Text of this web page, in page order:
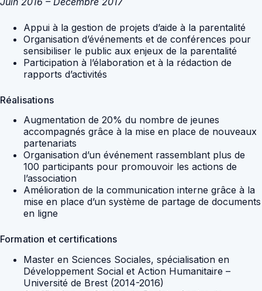
Appui à la gestion de projets d’aide à la parentalité
Organisation d’événements et de conférences pour
sensibiliser le public aux enjeux de la parentalité
Participation à l’élaboration et à la rédaction de
rapports d’activités
Réalisations
Augmentation de 20% du nombre de jeunes
accompagnés grâce à la mise en place de nouveaux
partenariats
Organisation d’un événement rassemblant plus de
100 participants pour promouvoir les actions de
l’association
Amélioration de la communication interne grâce à la
mise en place d’un système de partage de documents
en ligne
Formation et certifications
Master en Sciences Sociales, spécialisation en
Développement Social et Action Humanitaire –
Université de Brest (2014-2016)